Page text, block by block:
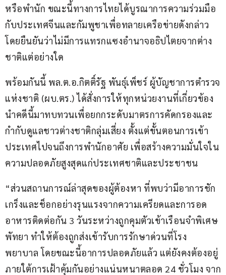
หรือพำนัก ขณะนี้ทางการไทยได้บูรณาการความร่วมมือ
กับประเทศจีนและกัมพูชาเพื่อทลายเครือข่ายดังกล่าว
โดยยืนยันว่าไม่มีการแทรกแซงอำนาจอธิปไตยจากต่าง
ชาติแต่อย่างใด
พร้อมกันนี้ พล.ต.อ.กิตติ์รัฐ พันธุ์เพ็ชร์ ผู้บัญชาการตำรวจ
แห่งชาติ (ผบ.ตร.) ได้สั่งการให้ทุกหน่วยงานที่เกี่ยวข้อง
นำคดีนี้มาทบทวนเพื่อยกกระดับมาตรการคัดกรองและ
กำกับดูแลชาวต่างชาติกลุ่มเสี่ยง ตั้งแต่ขั้นตอนการเข้า
ประเทศไปจนถึงการพำนักอาศัย เพื่อสร้างความมั่นใจใน
ความปลอดภัยสูงสุดแก่ประเทศชาติและประชาชน
“ส่วนสถานการณ์ล่าสุดของผู้ต้องหา ที่พบว่ามีอาการชัก
เกร็งและช็อกอย่างรุนแรงจากความเครียดและการอด
อาหารติดต่อกัน 3 วันระหว่างถูกคุมตัวเข้าเรือนจำพิเศษ
พัทยา ทำให้ต้องถูกส่งเข้ารับการรักษาด่วนที่โรง
พยาบาล โดยขณะนี้อาการปลอดภัยแล้ว แต่ยังคงต้องอยู่
ภายใต้การเฝ้าคุ้มกันอย่างแน่นหนาตลอด 24 ชั่วโมง จาก